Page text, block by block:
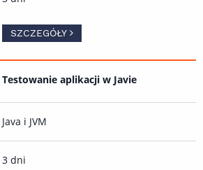
SZCZEGÓŁY
Testowanie aplikacji w Javie
Java i JVM
3 dni